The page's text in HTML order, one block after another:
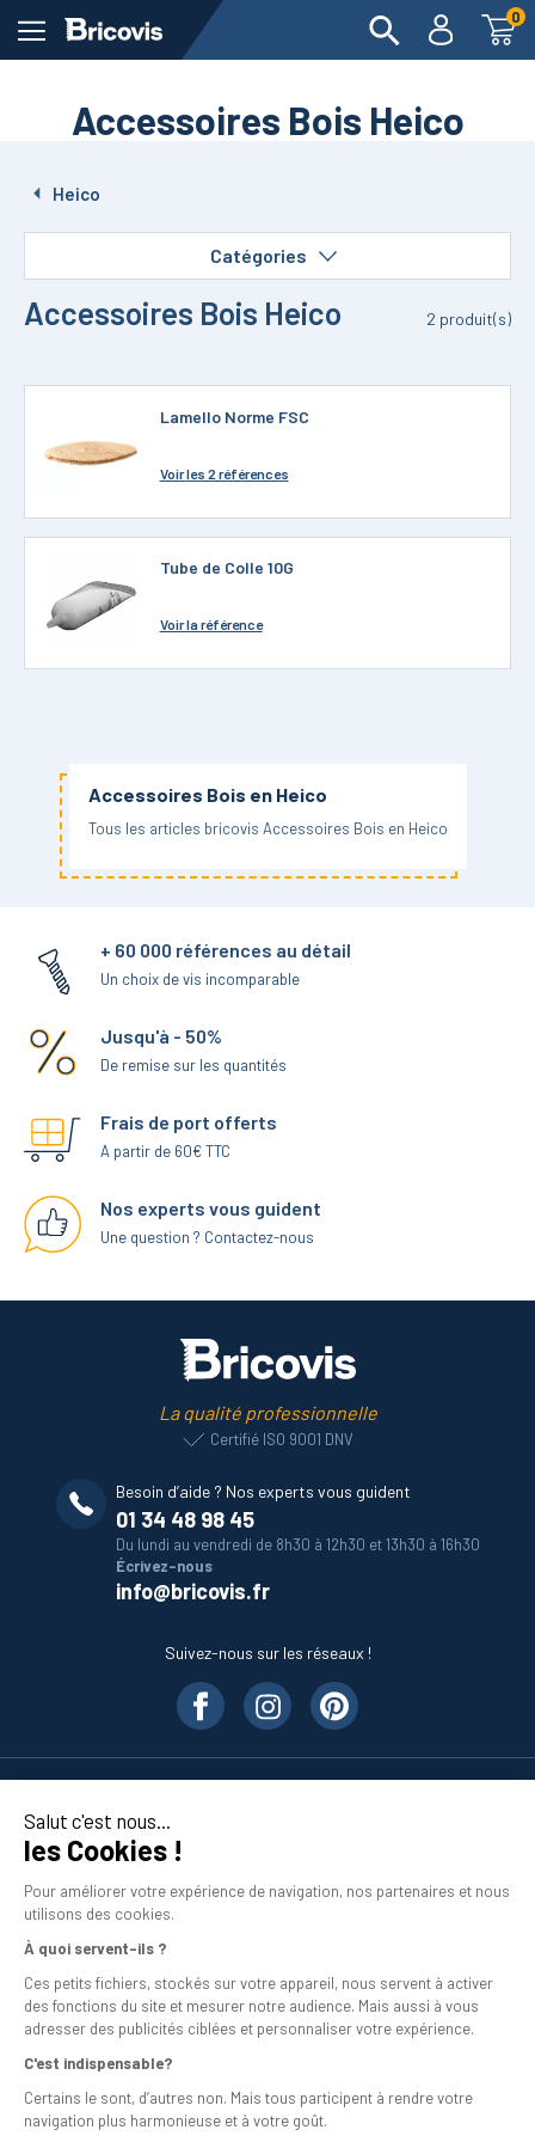
Salut c'est nous...
les Cookies !
Pour améliorer votre expérience de navigation, nos partenaires et nous
utilisons des cookies.
À quoi servent-ils ?
Ces petits fichiers, stockés sur votre appareil, nous servent à activer
des fonctions du site et mesurer notre audience. Mais aussi à vous
adresser des publicités ciblées et personnaliser votre expérience.
C'est indispensable?
Certains le sont, d’autres non. Mais tous participent à rendre votre
navigation plus harmonieuse et à votre goût.
0
Accessoires Bois Heico
Heico
Catégories
Accessoires Bois Heico 2 produit(s)
Lamello Norme FSC
Voirles 2 références
Tube de Colle 10G
Voirla référence
Accessoires Bois en Heico
Tous les articles bricovis Accessoires Bois en Heico
+ 60 000 références au détail
Un choix de vis incomparable
Jusqu'à - 50%
De remise sur les quantités
Frais de port offerts
A partir de 60€ TTC
Nos experts vous guident
Une question ? Contactez-nous
La qualité professionnelle
Certifié ISO 9001 DNV
Besoin d’aide ? Nos experts vous guident
01 34 48 98 45
Du lundi au vendredi de 8h30 à 12h30 et 13h30 à 16h30
Écrivez-nous
info@bricovis.fr
Suivez-nous sur les réseaux !
En savoir plus
Mentions légales
Conditions générales de vente